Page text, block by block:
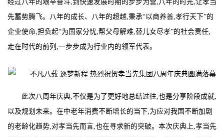
经过八年的艰辛奋斗,到快速发展时期的步步为营,八年的时光,让孝当
先蓄势腾飞。八年的成长、八年的超越,秉承“以商养善,孝行天下”的
企业使命,担负起“为国家分忧,帮父母解难,替儿女尽孝”的社会责任,
走在时代的前列,一步步成为行业内的领军代表。
此次八周年庆典,不仅是为了更好地总结过往,也是分享阶段成就,
以及规划未来。在中老年消费不断增长的当下,为应对我国不断加剧
的老龄化趋势,对孝当先而言,也在寻求新的突破。本次庆典上,孝当先